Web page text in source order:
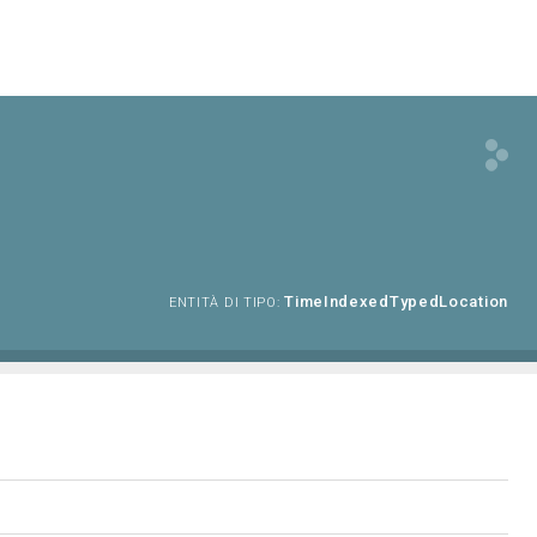
ENTITÀ DI TIPO: TimeIndexedTypedLocation